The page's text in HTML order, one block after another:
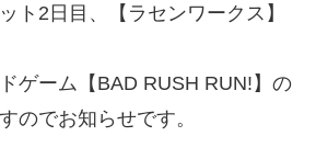
ト2日目、【ラセンワークス】
ゲーム【BAD RUSH RUN!】の
のでお知らせです。